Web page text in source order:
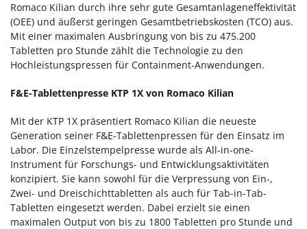
Romaco Kilian durch ihre sehr gute Gesamtanlageneffektivität
(OEE) und äußerst geringen Gesamtbetriebskosten (TCO) aus.
Mit einer maximalen Ausbringung von bis zu 475.200
Tabletten pro Stunde zählt die Technologie zu den
Hochleistungspressen für Containment-Anwendungen.
F&E-Tablettenpresse KTP 1X von Romaco Kilian
Mit der KTP 1X präsentiert Romaco Kilian die neueste
Generation seiner F&E-Tablettenpressen für den Einsatz im
Labor. Die Einzelstempelpresse wurde als All-in-one-
Instrument für Forschungs- und Entwicklungsaktivitäten
konzipiert. Sie kann sowohl für die Verpressung von Ein-,
Zwei- und Dreischichttabletten als auch für Tab-in-Tab-
Tabletten eingesetzt werden. Dabei erzielt sie einen
maximalen Output von bis zu 1800 Tabletten pro Stunde und